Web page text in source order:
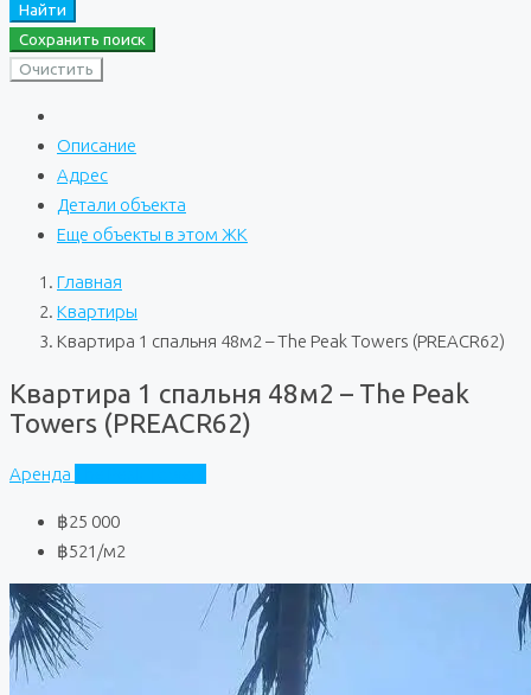
Найти
Сохранить поиск
Очистить
Описание
Адрес
Детали объекта
Еще объекты в этом ЖК
Главная
Квартиры
Квартира 1 спальня 48м2 – The Peak Towers (PREACR62)
Квартира 1 спальня 48м2 – The Peak
Towers (PREACR62)
Аренда
฿25 000
฿521 /м2